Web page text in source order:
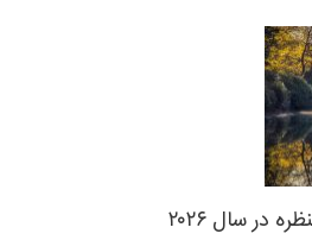
در سال ۲۰۲۶